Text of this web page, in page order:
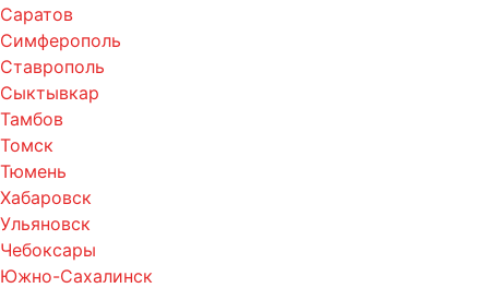
Саратов
Симферополь
Ставрополь
Сыктывкар
Тамбов
Томск
Тюмень
Хабаровск
Ульяновск
Чебоксары
Южно-Сахалинск